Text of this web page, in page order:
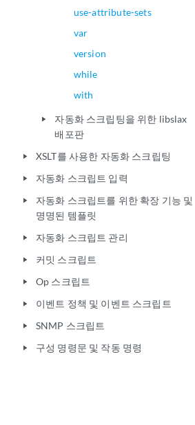
use-attribute-sets
var
version
while
with
play_arrow
자동화 스크립팅을 위한 libslax
배포판
play_arrow XSLT를 사용한 자동화 스크립팅
play_arrow 자동화 스크립트 입력
play_arrow
자동화 스크립트를 위한 확장 기능 및
명명된 템플릿
play_arrow 자동화 스크립트 관리
play_arrow 커밋 스크립트
play_arrow Op 스크립트
play_arrow 이벤트 정책 및 이벤트 스크립트
play_arrow SNMP 스크립트
play_arrow 구성 명령문 및 작동 명령